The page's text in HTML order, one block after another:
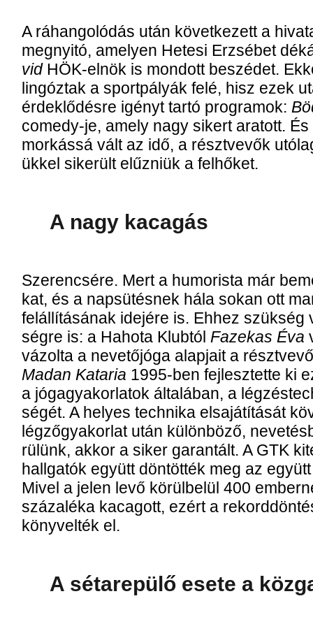
A rá­han­go­ló­dás után kö­vet­ke­zett a
meg­nyi­tó, ame­lyen Het­e­si Er­zsé­bet
vidHÖK-elnök is mon­dott be­szé­det.
lin­góz­tak a sport­pá­lyák fe­lé, hisz ezek
érdek­lődésre igényt tar­tó prog­ra­mok:
come­dy-­je, amely nagy si­kert ara­tott.
mor­kás­sá vált az idő, a részt­ve­vők
ük­kel si­ke­rült el­űz­ni­ük a fel­hőket.
A nagy ka­ca­gás
Sze­ren­csé­re. Mert a hu­mo­ris­ta már
kat, és a nap­sü­tés­nek há­la so­kan ott­
fel­ál­lí­tá­sá­nak ide­jé­re is. Eh­hez
ség­re is: a Ha­ho­ta Klub­tól Fa­ze­kas Éva
vá­zol­ta a nevetőjó­ga alap­ja­it a
Madan Kataria 1995-ben fej­lesz­tet­te ki
a jó­ga­gya­kor­la­tok ál­ta­lá­ban, a
sé­gét. A he­lyes tech­ni­ka el­sa­já­tí­tá­sát
légző­gyako­r­lat után külön­böző,
rü­lünk, ak­kor a si­ker ga­ran­tált. A GTK
hall­ga­tók együtt dön­töt­ték meg az
Mi­vel a je­len le­vő kö­rül­be­lül 400
szá­za­lé­ka ka­ca­gott, ezért a
köny­vel­ték el.
A sé­ta­re­pü­lő ese­te a